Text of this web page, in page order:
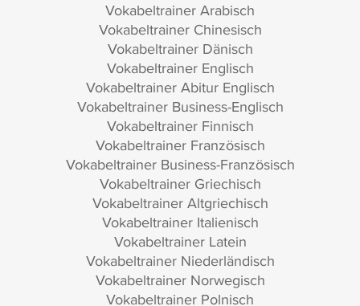
Vokabeltrainer Arabisch
Vokabeltrainer Chinesisch
Vokabeltrainer Dänisch
Vokabeltrainer Englisch
Vokabeltrainer Abitur Englisch
Vokabeltrainer Business-Englisch
Vokabeltrainer Finnisch
Vokabeltrainer Französisch
Vokabeltrainer Business-Französisch
Vokabeltrainer Griechisch
Vokabeltrainer Altgriechisch
Vokabeltrainer Italienisch
Vokabeltrainer Latein
Vokabeltrainer Niederländisch
Vokabeltrainer Norwegisch
Vokabeltrainer Polnisch